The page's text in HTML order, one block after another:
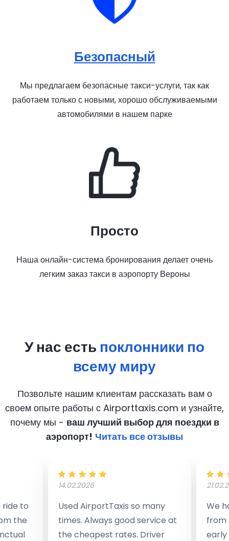
Безопасный
Мы предлагаем безопасные такси-услуги, так как
работаем только с новыми, хорошо обслуживаемыми
автомобилями в нашем парке
Просто
Наша онлайн-система бронирования делает очень
легким заказ такси в аэропорту Вероны
У нас есть поклонники по
всему миру
Позвольте нашим клиентам рассказать вам о
своем опыте работы с Airporttaxis.com и узнайте,
почему мы - ваш лучший выбор для поездки в
аэропорт! Читать все отзывы
to
the
14.02.2026
Used AirportTaxis so many
times. Always good service at
the cheapest rates. Driver
We
from
early